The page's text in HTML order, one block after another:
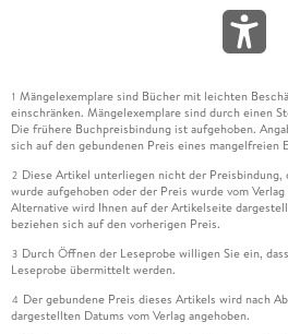
1 Mängelexemplare sind Bücher mit leichten
einschränken. Mängelexemplare sind durch einen
Die frühere Buchpreisbindung ist aufgehoben.
sich auf den gebundenen Preis eines mangelfreien
2 Diese Artikel unterliegen nicht der Preisbindung,
wurde aufgehoben oder der Preis wurde vom
Alternative wird Ihnen auf der Artikelseite
beziehen sich auf den vorherigen Preis.
3 Durch Öffnen der Leseprobe willigen Sie ein,
Leseprobe übermittelt werden.
4 Der gebundene Preis dieses Artikels wird nach
dargestellten Datums vom Verlag angehoben.